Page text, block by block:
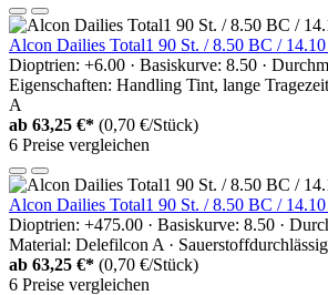
Alcon Dailies Total1 90 St. / 8.50 BC /
Dioptrien: +6.00 · Basiskurve: 8.50 ·
Eigenschaften: Handling Tint, lange
A
ab 63,25 €* (0,70 €/Stück)
6 Preise vergleichen
Alcon Dailies Total1 90 St. / 8.50 BC /
Dioptrien: +475.00 · Basiskurve: 8.50 ·
Material: Delefilcon A ·
ab 63,25 €* (0,70 €/Stück)
6 Preise vergleichen